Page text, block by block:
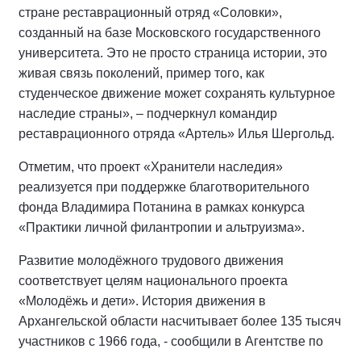
стране реставрационный отряд «Соловки»,
созданный на базе Московского государственного
университета. Это не просто страница истории, это
живая связь поколений, пример того, как
студенческое движение может сохранять культурное
наследие страны», – подчеркнул командир
реставрационного отряда «Артель» Илья Шергольд.
Отметим, что проект «Хранители наследия»
реализуется при поддержке благотворительного
фонда Владимира Потанина в рамках конкурса
«Практики личной филантропии и альтруизма».
Развитие молодёжного трудового движения
соответствует целям национального проекта
«Молодёжь и дети». История движения в
Архангельской области насчитывает более 135 тысяч
участников с 1966 года, - сообщили в Агентстве по